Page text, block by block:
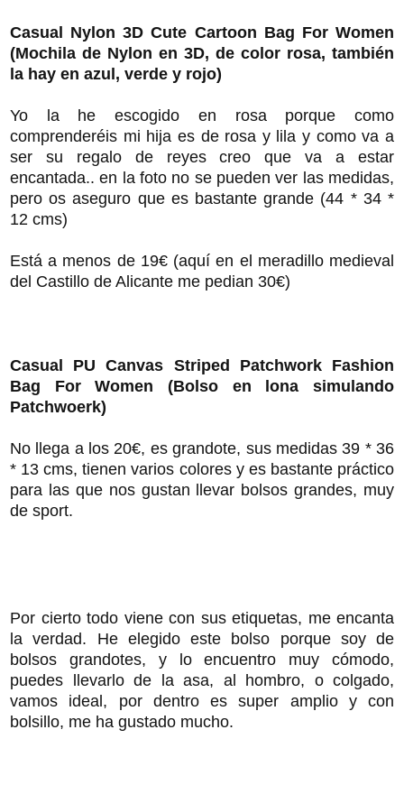
Casual Nylon 3D Cute Cartoon Bag For Women
(Mochila de Nylon en 3D, de color rosa, también
la hay en azul, verde y rojo)
Yo la he escogido en rosa porque como
comprenderéis mi hija es de rosa y lila y como va a
ser su regalo de reyes creo que va a estar
encantada.. en la foto no se pueden ver las medidas,
pero os aseguro que es bastante grande (44 * 34 *
12 cms)
Está a menos de 19€ (aquí en el meradillo medieval
del Castillo de Alicante me pedian 30€)
Casual PU Canvas Striped Patchwork Fashion
Bag For Women (Bolso en lona simulando
Patchwoerk)
No llega a los 20€, es grandote, sus medidas 39 * 36
* 13 cms, tienen varios colores y es bastante práctico
para las que nos gustan llevar bolsos grandes, muy
de sport.
Por cierto todo viene con sus etiquetas, me encanta
la verdad. He elegido este bolso porque soy de
bolsos grandotes, y lo encuentro muy cómodo,
puedes llevarlo de la asa, al hombro, o colgado,
vamos ideal, por dentro es super amplio y con
bolsillo, me ha gustado mucho.